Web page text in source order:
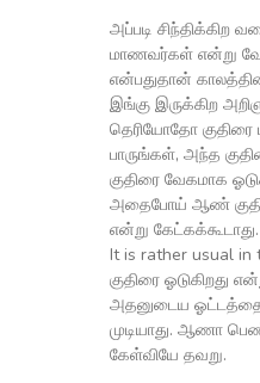
அப்படி சிந்திக்கிற
மாணவர்கள் என்று
என்பதுதான்
இங்கு இருக்கிற
தெரியோதோ குதிரை
பாருங்கள், அந்த
குதிரை வேகமாக
அதைபோய் ஆண்
என்று கேட்கக்கூடாது.
It is rather usual
குதிரை ஓடுகிறது
அதனுடைய
முடியாது. ஆணா
கேள்வியே தவறு.